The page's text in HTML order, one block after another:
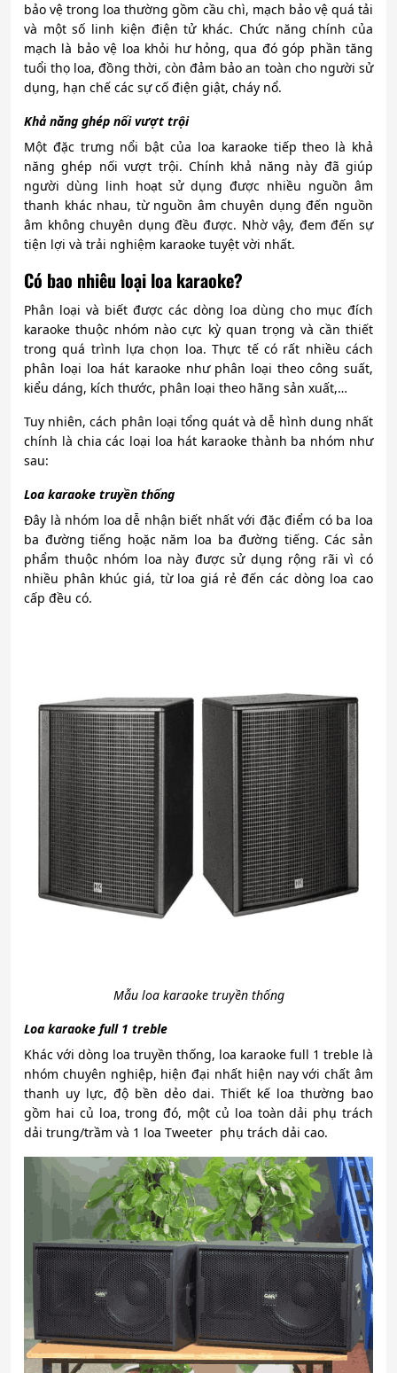
bảo vệ trong loa thường gồm cầu chì, mạch bảo vệ quá tải
và một số linh kiện điện tử khác. Chức năng chính của
mạch là bảo vệ loa khỏi hư hỏng, qua đó góp phần tăng
tuổi thọ loa, đồng thời, còn đảm bảo an toàn cho người sử
dụng, hạn chế các sự cố điện giật, cháy nổ.
Khả năng ghép nối vượt trội
Một đặc trưng nổi bật của loa karaoke tiếp theo là khả
năng ghép nối vượt trội. Chính khả năng này đã giúp
người dùng linh hoạt sử dụng được nhiều nguồn âm
thanh khác nhau, từ nguồn âm chuyên dụng đến nguồn
âm không chuyên dụng đều được. Nhờ vậy, đem đến sự
tiện lợi và trải nghiệm karaoke tuyệt vời nhất.
Có bao nhiêu loại loa karaoke?
Phân loại và biết được các dòng loa dùng cho mục đích
karaoke thuộc nhóm nào cực kỳ quan trọng và cần thiết
trong quá trình lựa chọn loa. Thực tế có rất nhiều cách
phân loại loa hát karaoke như phân loại theo công suất,
kiểu dáng, kích thước, phân loại theo hãng sản xuất,…
Tuy nhiên, cách phân loại tổng quát và dễ hình dung nhất
chính là chia các loại loa hát karaoke thành ba nhóm như
sau:
Loa karaoke truyền thống
Đây là nhóm loa dễ nhận biết nhất với đặc điểm có ba loa
ba đường tiếng hoặc năm loa ba đường tiếng. Các sản
phẩm thuộc nhóm loa này được sử dụng rộng rãi vì có
nhiều phân khúc giá, từ loa giá rẻ đến các dòng loa cao
cấp đều có.
Mẫu loa karaoke truyền thống
Loa karaoke full 1 treble
Khác với dòng loa truyền thống, loa karaoke full 1 treble là
nhóm chuyên nghiệp, hiện đại nhất hiện nay với chất âm
thanh uy lực, độ bền dẻo dai. Thiết kế loa thường bao
gồm hai củ loa, trong đó, một củ loa toàn dải phụ trách
dải trung/trầm và 1 loa Tweeter phụ trách dải cao.